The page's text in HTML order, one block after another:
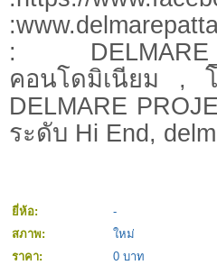
:
คอนโดมิเนียม ,
DELMARE
ระดับ Hi End,
ยี่ห้อ: -
สภาพ:
ใหม่
ราคา:
0 บาท